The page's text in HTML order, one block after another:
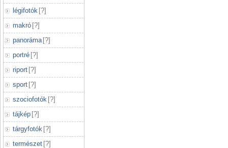
légifotók [?]
makró [?]
panoráma [?]
portré [?]
riport [?]
sport [?]
szociofotók [?]
tájkép [?]
tárgyfotók [?]
természet [?]